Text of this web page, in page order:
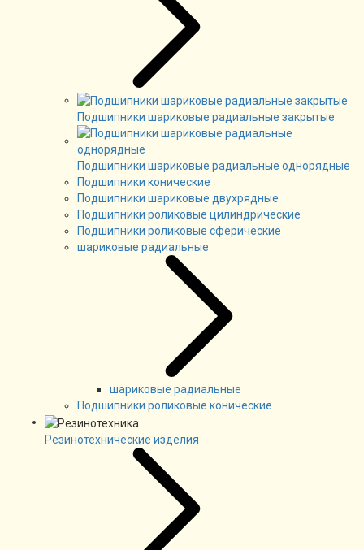
Подшипники шариковые радиальные закрытые
Подшипники шариковые радиальные однорядные
Подшипники конические
Подшипники шариковые двухрядные
Подшипники роликовые цилиндрические
Подшипники роликовые сферические
шариковые радиальные
шариковые радиальные
Подшипники роликовые конические
Резинотехнические изделия